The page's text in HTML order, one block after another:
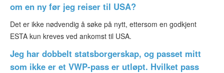
om en ny før jeg reiser til USA?
Det er ikke nødvendig å søke på nytt, ettersom en godkjent
ESTA kun kreves ved ankomst til USA.
Jeg har dobbelt statsborgerskap, og passet mitt
som ikke er et VWP-pass er utløpt. Hvilket pass